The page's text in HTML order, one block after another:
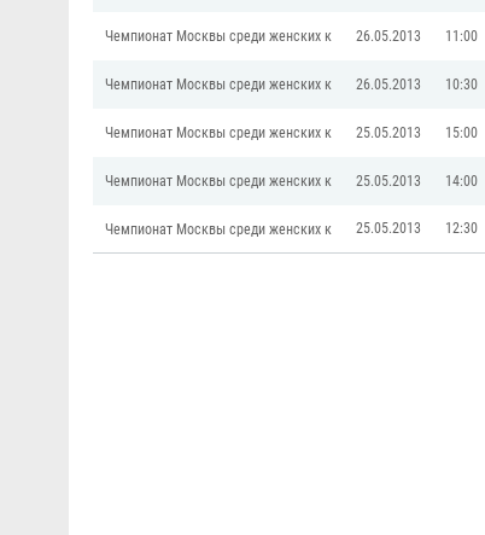
Чемпионат Москвы среди женских к 26.05.2013 11:00
Чемпионат Москвы среди женских к 26.05.2013 10:30
Чемпионат Москвы среди женских к 25.05.2013 15:00
Чемпионат Москвы среди женских к 25.05.2013 14:00
Чемпионат Москвы среди женских к 25.05.2013 12:30